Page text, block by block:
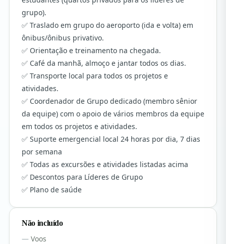
grupo).
Traslado em grupo do aeroporto (ida e volta) em
ônibus/ônibus privativo.
Orientação e treinamento na chegada.
Café da manhã, almoço e jantar todos os dias.
Transporte local para todos os projetos e
atividades.
Coordenador de Grupo dedicado (membro sênior
da equipe) com o apoio de vários membros da equipe
em todos os projetos e atividades.
Suporte emergencial local 24 horas por dia, 7 dias
por semana
Todas as excursões e atividades listadas acima
Descontos para Líderes de Grupo
Plano de saúde
Não incluído
Voos